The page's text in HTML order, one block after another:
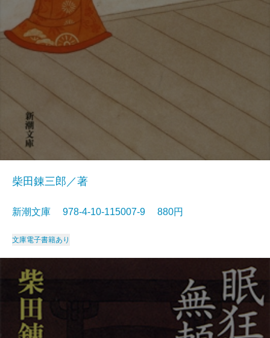
柴田錬三郎／著
新潮文庫 978-4-10-115007-9 880円
文庫電子書籍あり